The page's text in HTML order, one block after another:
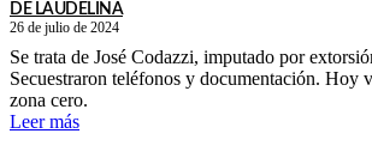
DE LAUDELINA
26 de julio de 2024
Se trata de José Codazzi, imputado por
Secuestraron teléfonos y documentación. Hoy
zona cero.
Leer más